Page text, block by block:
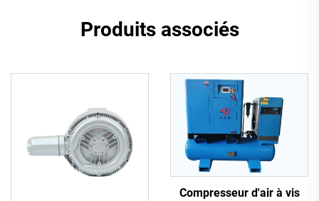
Produits associés
Compresseur d'air à vis